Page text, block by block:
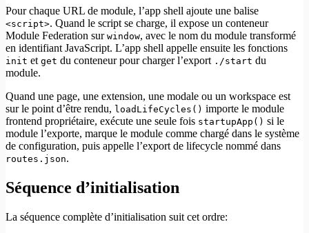
Pour chaque URL de module, l’app shell ajoute une balise
<script>. Quand le script se charge, il expose un conteneur
Module Federation sur window, avec le nom du module transformé
en identifiant JavaScript. L’app shell appelle ensuite les fonctions
init et get du conteneur pour charger l’export ./start du
module.
Quand une page, une extension, une modale ou un workspace est
sur le point d’être rendu, loadLifeCycles() importe le module
frontend propriétaire, exécute une seule fois startupApp() si le
module l’exporte, marque le module comme chargé dans le système
de configuration, puis appelle l’export de lifecycle nommé dans
routes.json.
Séquence d’initialisation
La séquence complète d’initialisation suit cet ordre: